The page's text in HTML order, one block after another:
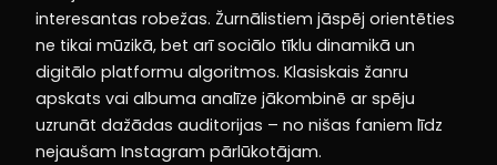
interesantas robežas. Žurnālistiem jāspēj orientēties
ne tikai mūzikā, bet arī sociālo tīklu dinamikā un
digitālo platformu algoritmos. Klasiskais žanru
apskats vai albuma analīze jākombinē ar spēju
uzrunāt dažādas auditorijas – no nišas faniem līdz
nejaušam Instagram pārlūkotājam.